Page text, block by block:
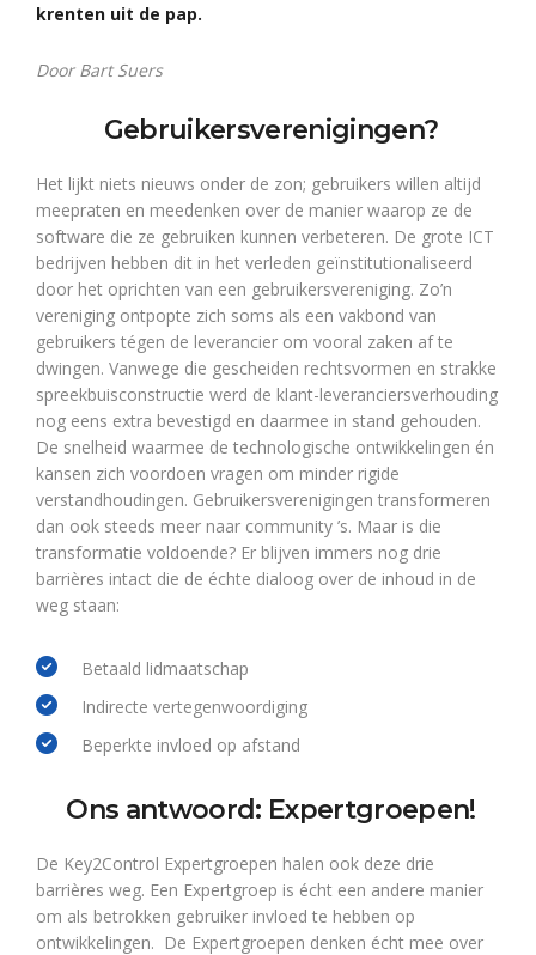
krenten uit de pap.
Door Bart Suers
Gebruikersverenigingen?
Het lijkt niets nieuws onder de zon; gebruikers willen altijd
meepraten en meedenken over de manier waarop ze de
software die ze gebruiken kunnen verbeteren. De grote ICT
bedrijven hebben dit in het verleden geïnstitutionaliseerd
door het oprichten van een gebruikersvereniging. Zo’n
vereniging ontpopte zich soms als een vakbond van
gebruikers tégen de leverancier om vooral zaken af te
dwingen. Vanwege die gescheiden rechtsvormen en strakke
spreekbuisconstructie werd de klant-leveranciersverhouding
nog eens extra bevestigd en daarmee in stand gehouden.
De snelheid waarmee de technologische ontwikkelingen én
kansen zich voordoen vragen om minder rigide
verstandhoudingen. Gebruikersverenigingen transformeren
dan ook steeds meer naar community ’s. Maar is die
transformatie voldoende? Er blijven immers nog drie
barrières intact die de échte dialoog over de inhoud in de
weg staan:
Betaald lidmaatschap
Indirecte vertegenwoordiging
Beperkte invloed op afstand
Ons antwoord: Expertgroepen!
De Key2Control Expertgroepen halen ook deze drie
barrières weg. Een Expertgroep is écht een andere manier
om als betrokken gebruiker invloed te hebben op
ontwikkelingen. De Expertgroepen denken écht mee over